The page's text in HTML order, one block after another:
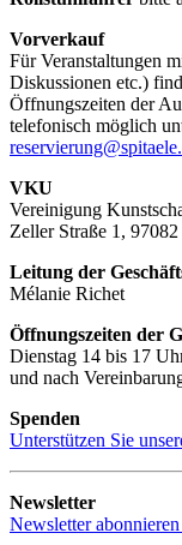
Vorverkauf
Für Veranstaltungen
Diskussionen etc.)
Öffnungszeiten der
telefonisch möglich
VKU
Vereinigung
Zeller Straße 1,
Leitung der
Mélanie Richet
Öffnungszeiten der
Dienstag 14 bis 17
und nach
Spenden
Unterstützen Sie
Newsletter
Newsletter